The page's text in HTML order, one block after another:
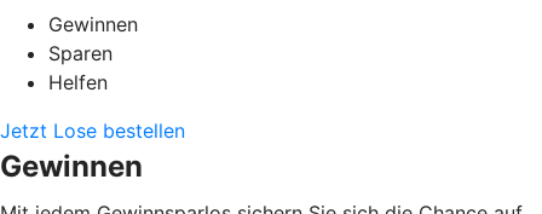
Gewinnen
Sparen
Helfen
Jetzt Lose bestellen
Gewinnen